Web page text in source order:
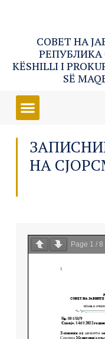
СОВЕТ НА
РЕПУБЛИКА
KËSHILLI I
SË
НА
Page 1 / 8